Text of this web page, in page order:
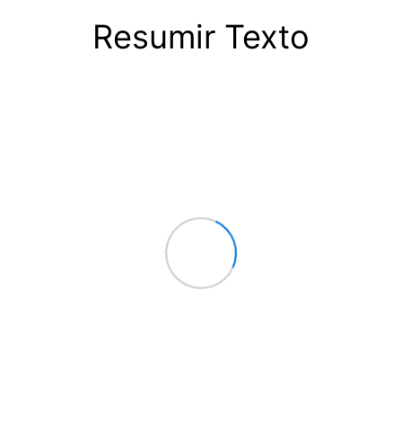
Resumir Texto